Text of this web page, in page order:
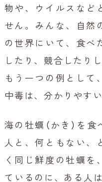
物や、ウイルスなど
せん。みんな、自然
の世界にいて、食べ
したり、競合したり
もう一つの例として
中毒は、分かりやす
海の牡蠣（かき）を
人と、何ともない、
く同じ鮮度の牡蠣を
ているのに、ある人